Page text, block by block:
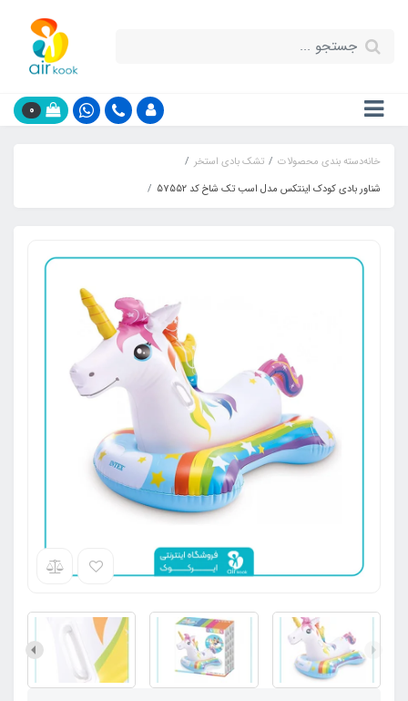
0
خانهدسته بندی محصولات
تشک بادی استخر
شناور بادی کودک اینتکس مدل اسب تک شاخ کد 57552